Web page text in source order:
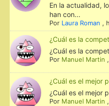
En la actualidad,
han con...
Por Laura Roman ,
¿Cuál es la
¿Cuál es la
Por Manuel Martin ,
¿Cuál es el mejor
¿Cuál es el mejor
Por Manuel Martin ,